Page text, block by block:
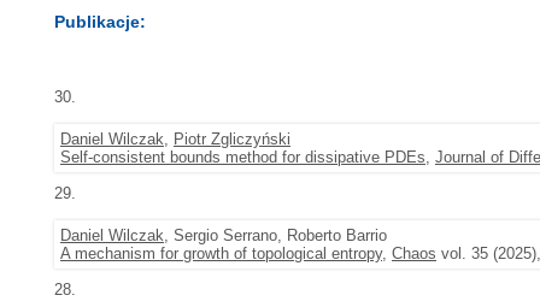
Publikacje:
30.
Daniel Wilczak, Piotr Zgliczyński
Self-consistent bounds method for dissipative PDEs, Journal of
29.
Daniel Wilczak, Sergio Serrano, Roberto Barrio
A mechanism for growth of topological entropy, Chaos vol. 35
28.